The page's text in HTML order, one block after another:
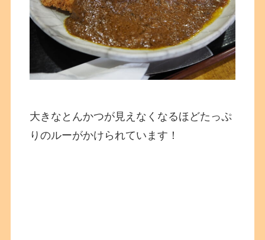
大きなとんかつが見えなくなるほどたっぷ
りのルーがかけられています！